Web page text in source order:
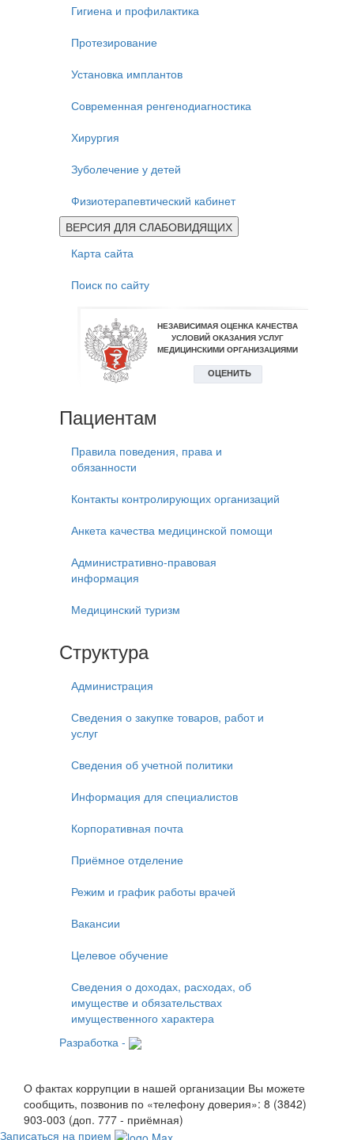
Гигиена и профилактика
Протезирование
Установка имплантов
Современная ренгенодиагностика
Хирургия
Зуболечение у детей
Физиотерапевтический кабинет
ВЕРСИЯ ДЛЯ СЛАБОВИДЯЩИХ
Карта сайта
Поиск по сайту
Пациентам
Правила поведения, права и
обязанности
Контакты контролирующих организаций
Анкета качества медицинской помощи
Административно-правовая
информация
Медицинский туризм
Структура
Администрация
Сведения о закупке товаров, работ и
услуг
Сведения об учетной политики
Информация для специалистов
Корпоративная почта
Приёмное отделение
Режим и график работы врачей
Вакансии
Целевое обучение
Сведения о доходах, расходах, об
имуществе и обязательствах
имущественного характера
Разработка -
О фактах коррупции в нашей организации Вы можете
сообщить, позвонив по «телефону доверия»: 8 (3842)
903-003 (доп. 777 - приёмная)
Записаться на прием